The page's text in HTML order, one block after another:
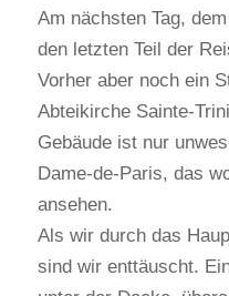
Am nächsten Tag,
den letzten Teil der
Vorher aber noch ein
Abteikirche Sainte-
Gebäude ist nur
Dame-de-Paris, das
ansehen.
Als wir durch das
sind wir enttäuscht.